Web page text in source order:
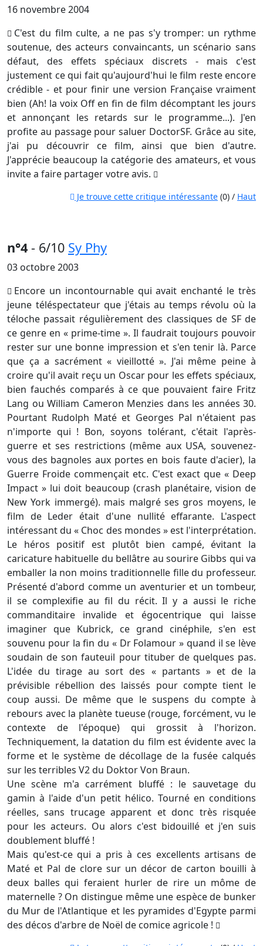
16 novembre 2004
C'est du film culte, a ne pas s'y tromper: un rythme
soutenue, des acteurs convaincants, un scénario sans
défaut, des effets spéciaux discrets - mais c'est
justement ce qui fait qu'aujourd'hui le film reste encore
crédible - et pour finir une version Française vraiment
bien (Ah! la voix Off en fin de film décomptant les jours
et annonçant les retards sur le programme...). J'en
profite au passage pour saluer DoctorSF. Grâce au site,
j'ai pu découvrir ce film, ainsi que bien d'autre.
J'apprécie beaucoup la catégorie des amateurs, et vous
invite a faire partager votre avis.
Je trouve cette critique intéressante (0) / Haut
n°4 - 6/10 Sy Phy
03 octobre 2003
Encore un incontournable qui avait enchanté le très
jeune téléspectateur que j'étais au temps révolu où la
téloche passait régulièrement des classiques de SF de
ce genre en « prime-time ». Il faudrait toujours pouvoir
rester sur une bonne impression et s'en tenir là. Parce
que ça a sacrément « vieillotté ». J'ai même peine à
croire qu'il avait reçu un Oscar pour les effets spéciaux,
bien fauchés comparés à ce que pouvaient faire Fritz
Lang ou William Cameron Menzies dans les années 30.
Pourtant Rudolph Maté et Georges Pal n'étaient pas
n'importe qui ! Bon, soyons tolérant, c'était l'après-
guerre et ses restrictions (même aux USA, souvenez-
vous des bagnoles aux portes en bois faute d'acier), la
Guerre Froide commençait etc. C'est exact que « Deep
Impact » lui doit beaucoup (crash planétaire, vision de
New York immergé). mais malgré ses gros moyens, le
film de Leder était d'une nullité effarante. L'aspect
intéressant du « Choc des mondes » est l'interprétation.
Le héros positif est plutôt bien campé, évitant la
caricature habituelle du bellâtre au sourire Gibbs qui va
emballer la non moins traditionnelle fille du professeur.
Présenté d'abord comme un aventurier et un tombeur,
il se complexifie au fil du récit. Il y a aussi le riche
commanditaire invalide et égocentrique qui laisse
imaginer que Kubrick, ce grand cinéphile, s'en est
souvenu pour la fin du « Dr Folamour » quand il se lève
soudain de son fauteuil pour tituber de quelques pas.
L'idée du tirage au sort des « partants » et de la
prévisible rébellion des laissés pour compte tient le
coup aussi. De même que le suspens du compte à
rebours avec la planète tueuse (rouge, forcément, vu le
contexte de l'époque) qui grossit à l'horizon.
Techniquement, la datation du film est évidente avec la
forme et le système de décollage de la fusée calqués
sur les terribles V2 du Doktor Von Braun.
Une scène m'a carrément bluffé : le sauvetage du
gamin à l'aide d'un petit hélico. Tourné en conditions
réelles, sans trucage apparent et donc très risquée
pour les acteurs. Ou alors c'est bidouillé et j'en suis
doublement bluffé !
Mais qu'est-ce qui a pris à ces excellents artisans de
Maté et Pal de clore sur un décor de carton bouilli à
deux balles qui feraient hurler de rire un môme de
maternelle ? On distingue même une espèce de bunker
du Mur de l'Atlantique et les pyramides d'Egypte parmi
des décos d'arbre de Noël de comice agricole !